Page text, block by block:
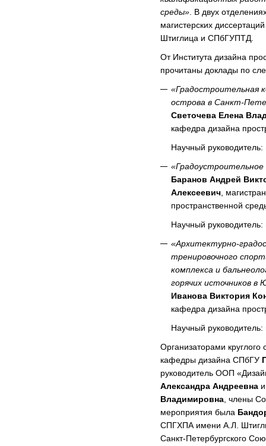
среды» . В двух
магистерских
Штиглица и СПбГУПТД.
От Института дизайна
прочитаны доклады по
«Градостроительная
острова в Санкт-
Светочева Елена
кафедра дизайна
Научный
«Градоустроительное
Баранов Андрей
Алексеевич ,
пространственной
Научный
«Архитектурно-
тренировочного
комплекса и
горячих источников в
Иванова Виктория
кафедра дизайна
Научный
Организаторами круглого
кафедры дизайна СПбГУ
руководитель ООП
Александра Андреевна
Владимировна , члены
мероприятия была
СПГХПА имени А.Л.
Санкт-Петербургского